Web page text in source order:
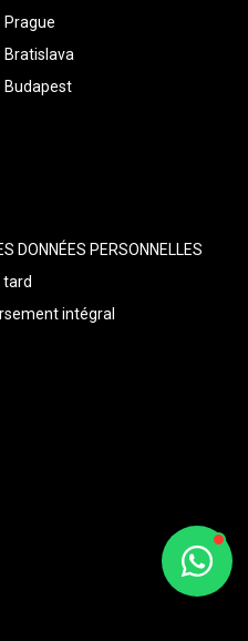
Prague
Bratislava
Budapest
DONNÉES PERSONNELLES
tard
intégral